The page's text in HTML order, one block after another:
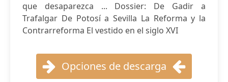
que desaparezca ... Dossier: De Gadir a
Trafalgar De Potosí a Sevilla La Reforma y la
Contrarreforma El vestido en el siglo XVI
Opciones de descarga